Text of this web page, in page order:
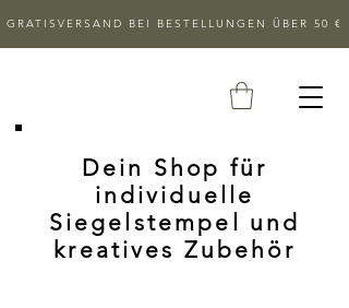
GRATISVERSAND BEI BESTELLUNGEN ÜBER 50 €
Dein Shop für
individuelle
Siegelstempel und
kreatives Zubehör